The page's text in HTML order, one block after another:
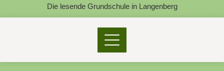
Die lesende Grundschule in Langenberg